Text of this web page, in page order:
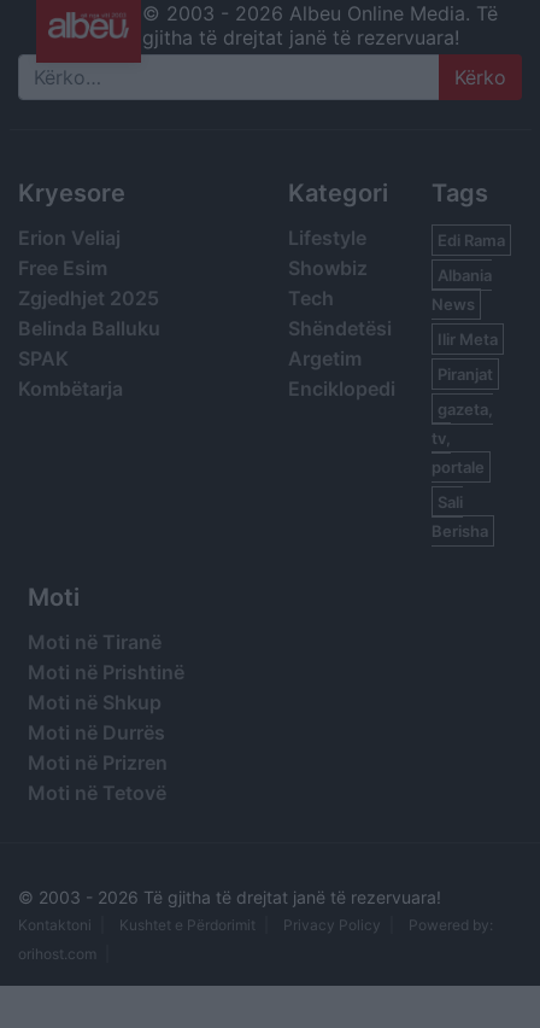
© 2003 - 2026 Albeu Online Media. Të
gjitha të drejtat janë të rezervuara!
Search
Kryesore
Erion Veliaj
Free Esim
Zgjedhjet 2025
Belinda Balluku
SPAK
Kombëtarja
Kategori
Lifestyle
Showbiz
Tech
Shëndetësi
Argetim
Enciklopedi
Tags
Edi Rama
Albania
News
Ilir Meta
Piranjat
gazeta,
tv,
portale
Sali
Berisha
Moti
Moti në Tiranë
Moti në Prishtinë
Moti në Shkup
Moti në Durrës
Moti në Prizren
Moti në Tetovë
© 2003 - 2026 Të gjitha të drejtat janë të rezervuara!
Kontaktoni Kushtet e Përdorimit Privacy Policy
Powered by:
orihost.com